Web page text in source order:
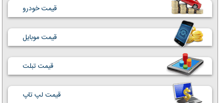
قیمت خودرو
قیمت موبایل
قیمت تبلت
قیمت لپ تاپ